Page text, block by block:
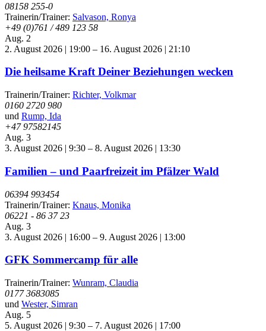
08158 255-0
Trainerin/Trainer: Salvason, Ronya
+49 (0)761 / 489 123 58
Aug. 2
2. August 2026 | 19:00 – 16. August 2026 | 21:10
Die heilsame Kraft Deiner Beziehungen wecken
Trainerin/Trainer: Richter, Volkmar
0160 2720 980
und Rump, Ida
+47 97582145
Aug. 3
3. August 2026 | 9:30 – 8. August 2026 | 13:30
Familien – und Paarfreizeit im Pfälzer Wald
06394 993454
Trainerin/Trainer: Knaus, Monika
06221 - 86 37 23
Aug. 3
3. August 2026 | 16:00 – 9. August 2026 | 13:00
GFK Sommercamp für alle
Trainerin/Trainer: Wunram, Claudia
0177 3683085
und Wester, Simran
Aug. 5
5. August 2026 | 9:30 – 7. August 2026 | 17:00